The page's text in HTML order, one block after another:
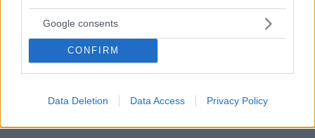
Google consents
CONFIRM
Data Deletion Data Access Privacy Policy
Εθνική Τράπεζα: Η κορυφαία επιλογή για τη χρηματοδότηση
μεγάλων έργων
Διασκεδάζουμε υπεύθυνα, επιστρέφουμε με ασφάλεια
29.07.2026, 09:39
ΡΟΗ ΕΙΔΗΣΕΩΝ